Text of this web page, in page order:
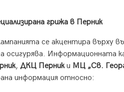
грижа в Перник
се акцентира върху
осигурява. Информационната
, ДКЦ Перники МЦ „Св.
информация относно: